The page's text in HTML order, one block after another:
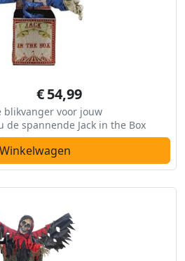
€54,99
blikvanger voor jouw
de spannende Jack in the Box